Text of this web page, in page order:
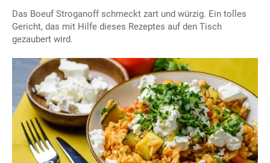
Das Boeuf Stroganoff schmeckt zart und würzig. Ein tolles
Gericht, das mit Hilfe dieses Rezeptes auf den Tisch
gezaubert wird.